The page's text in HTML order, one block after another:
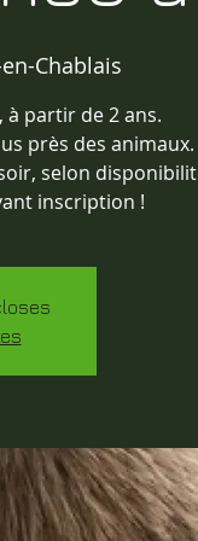
Chablais
partir de 2 ans.
près des animaux.
selon
inscription !